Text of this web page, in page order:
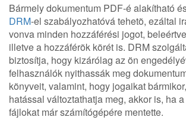
Bármely dokumentum PDF-é alakítható
DRM-el szabályozhatóvá tehetõ, ezáltal
vonva minden hozzáférési jogot,
illetve a hozzáférõk körét is. DRM
biztosítja, hogy kizárólag az ön
felhasználók nyithassák meg
könyveit, valamint, hogy jogaikat
hatással változtathatja meg, akkor is, ha
fájlokat már számítógépére mentette.